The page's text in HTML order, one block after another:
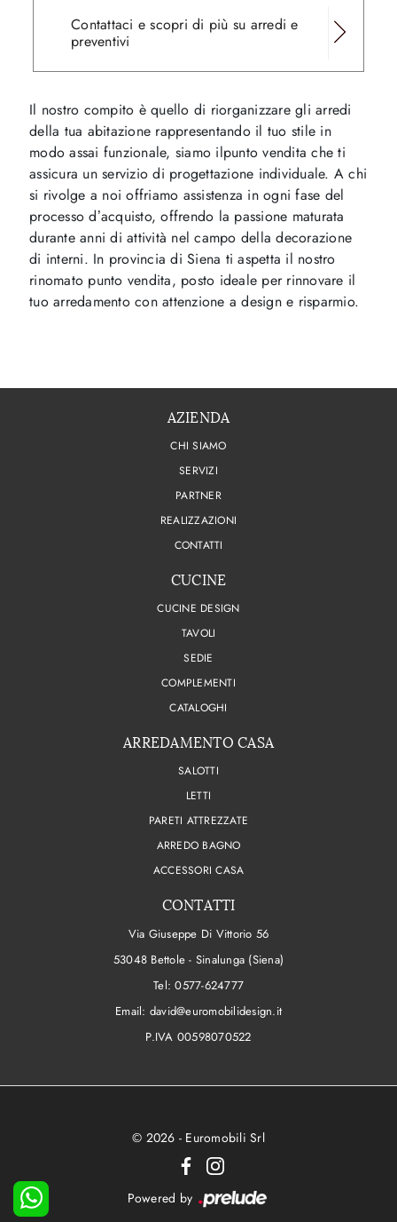
Contattaci e scopri di più su arredi e
preventivi
Il nostro compito è quello di riorganizzare gli arredi
della tua abitazione rappresentando il tuo stile in
modo assai funzionale, siamo ilpunto vendita che ti
assicura un servizio di progettazione individuale. A chi
si rivolge a noi offriamo assistenza in ogni fase del
processo d’acquisto, offrendo la passione maturata
durante anni di attività nel campo della decorazione
di interni. In provincia di Siena ti aspetta il nostro
rinomato punto vendita, posto ideale per rinnovare il
tuo arredamento con attenzione a design e risparmio.
AZIENDA
CHI SIAMO
SERVIZI
PARTNER
REALIZZAZIONI
CONTATTI
CUCINE
CUCINE DESIGN
TAVOLI
SEDIE
COMPLEMENTI
CATALOGHI
ARREDAMENTO CASA
SALOTTI
LETTI
PARETI ATTREZZATE
ARREDO BAGNO
ACCESSORI CASA
CONTATTI
Via Giuseppe Di Vittorio 56
53048 Bettole - Sinalunga (Siena)
Tel:0577-624777
Email: david@euromobilidesign.it
P.IVA 00598070522
© 2026 - Euromobili Srl
Powered by